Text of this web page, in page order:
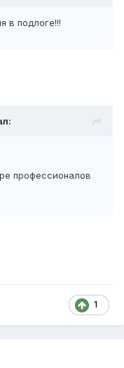
в подлоге!!!
профессионалов
1